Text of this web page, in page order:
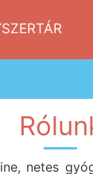
netes